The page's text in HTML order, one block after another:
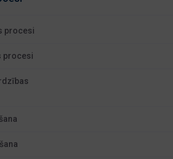
procesi
procesi